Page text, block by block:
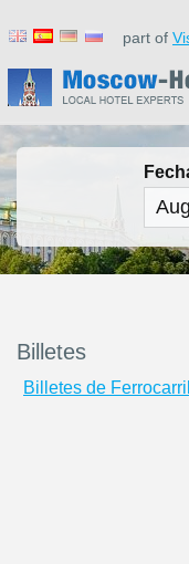
part of
Billetes
Billetes de Ferrocarril